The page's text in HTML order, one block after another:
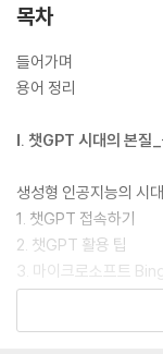
목차
들어가며
용어 정리
Ⅰ. 챗GPT 시대의 본
생성형 인공지능의 시대
1. 챗GPT 접속하기
2. 챗GPT 활용 팁
3. 마이크로소프트